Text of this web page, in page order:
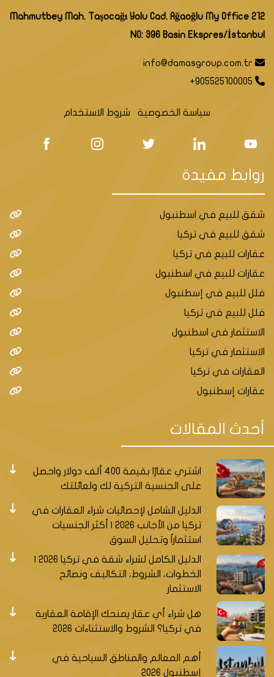
Mahmutbey Mah. Taşocağı Yolu Cad. Ağaoğlu My Office 212
NO: 396 Basin Ekspres/İstanbul
info@damasgroup.com.tr
+905525100005
سياسة الخصوصية شروط الاستخدام
روابط مفيدة
شقق للبيع في اسطنبول
شقق للبيع في تركيا
عقارات للبيع في تركيا
عقارات للبيع في اسطنبول
فلل للبيع في إسطنبول
فلل للبيع في تركيا
الاستثمار في اسطنبول
الاستثمار في تركيا
العقارات في تركيا
عقارات إسطنبول
أحدث المقالات
اشتري عقارًا بقيمة 400 ألف دولار واحصل
على الجنسية التركية لك ولعائلتك
الدليل الشامل لإحصائيات شراء العقارات في
تركيا من الأجانب 2026 | أكثر الجنسيات
استثماراً وتحليل السوق
الخطوات، الشروط، التكاليف ونصائح
الاستثمار
هل شراء أي عقار يمنحك الإقامة العقارية
في تركيا؟ الشروط والاستثناءات 2026
أهم المعالم والمناطق السياحية في
إسطنبول 2026